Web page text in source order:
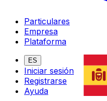
Particulares
Empresa
Plataforma
ES
Iniciar sesión
Registrarse
Ayuda